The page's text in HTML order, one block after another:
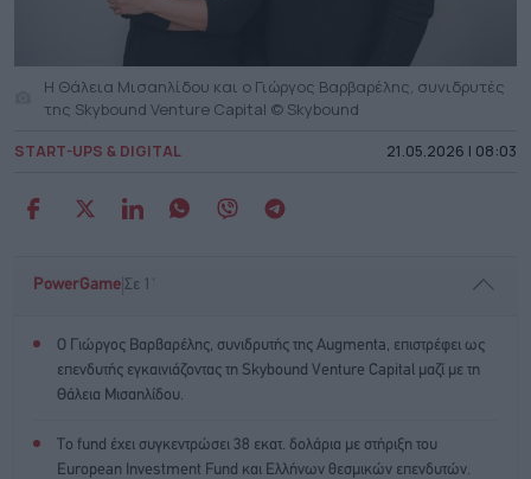
Η Θάλεια Μισαηλίδου και ο Γιώργος Βαρβαρέλης, συνιδρυτές
της Skybound Venture Capital © Skybound
START-UPS & DIGITAL 21.05.2026 | 08:03
PowerGame Σε 1'
Ο Γιώργος Βαρβαρέλης, συνιδρυτής της Augmenta, επιστρέφει ως
επενδυτής εγκαινιάζοντας τη Skybound Venture Capital μαζί με τη
Θάλεια Μισαηλίδου.
Το fund έχει συγκεντρώσει 38 εκατ. δολάρια με στήριξη του
European Investment Fund και Ελλήνων θεσμικών επενδυτών.